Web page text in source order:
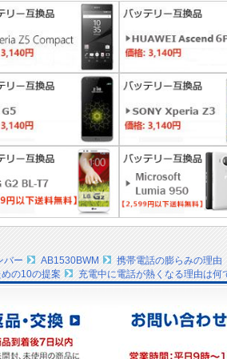
バー
AB1530BWM
携帯電話の膨らみの理由
の10の提案
充電中に電話が熱くなる理由は何